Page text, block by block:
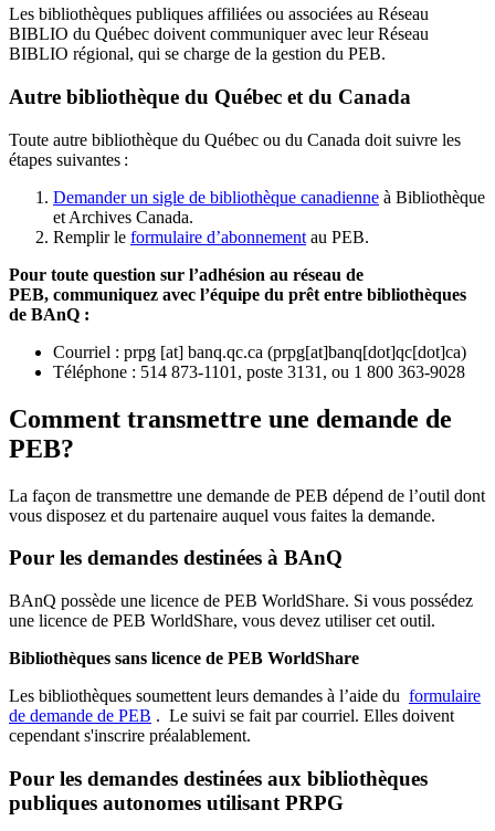
Les bibliothèques publiques affiliées ou associées au Réseau
BIBLIO du Québec doivent communiquer avec leur Réseau
BIBLIO régional, qui se charge de la gestion du PEB.
Autre bibliothèque du Québec et du Canada
Toute autre bibliothèque du Québec ou du Canada doit suivre les
étapes suivantes :
Demander un sigle de bibliothèque canadienne à Bibliothèque
et Archives Canada.
Remplir le formulaire d’abonnement au PEB.
Pour toute question sur l’adhésion au réseau de
PEB, communiquez avec l’équipe du prêt entre bibliothèques
de BAnQ :
Courriel : prpg [at] banq.qc.ca (prpg[at]banq[dot]qc[dot]ca)
Téléphone : 514 873-1101, poste 3131, ou 1 800 363-9028
Comment transmettre une demande de
PEB?
La façon de transmettre une demande de PEB dépend de l’outil dont
vous disposez et du partenaire auquel vous faites la demande.
Pour les demandes destinées à BAnQ
BAnQ possède une licence de PEB WorldShare. Si vous possédez
une licence de PEB WorldShare, vous devez utiliser cet outil.
Bibliothèques sans licence de PEB WorldShare
Les bibliothèques soumettent leurs demandes à l’aide du formulaire
de demande de PEB . Le suivi se fait par courriel. Elles doivent
cependant s'inscrire préalablement.
Pour les demandes destinées aux bibliothèques
publiques autonomes utilisant PRPG